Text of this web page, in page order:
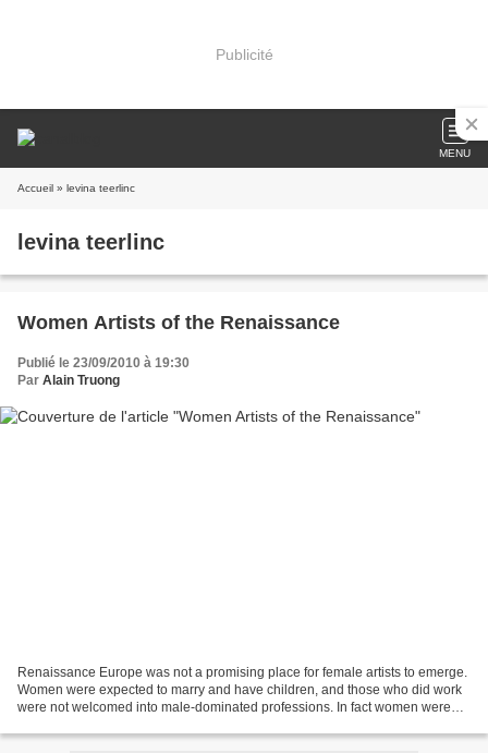
Publicité
MENU
Accueil » levina teerlinc
levina teerlinc
Women Artists of the Renaissance
Publié le 23/09/2010 à 19:30
Par Alain Truong
Renaissance Europe was not a promising place for female artists to emerge.
Women were expected to marry and have children, and those who did work
were not welcomed into male-dominated professions. In fact women were